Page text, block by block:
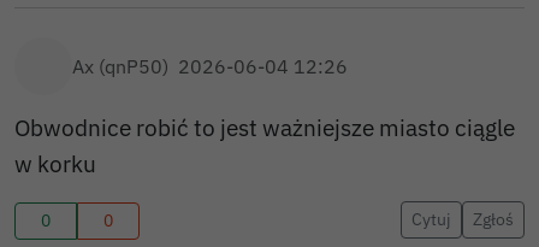
Ax (qnP50) 2026-06-04 12:26
Obwodnice robić to jest ważniejsze miasto ciągle
w korku
0 0 Cytuj Zgłoś